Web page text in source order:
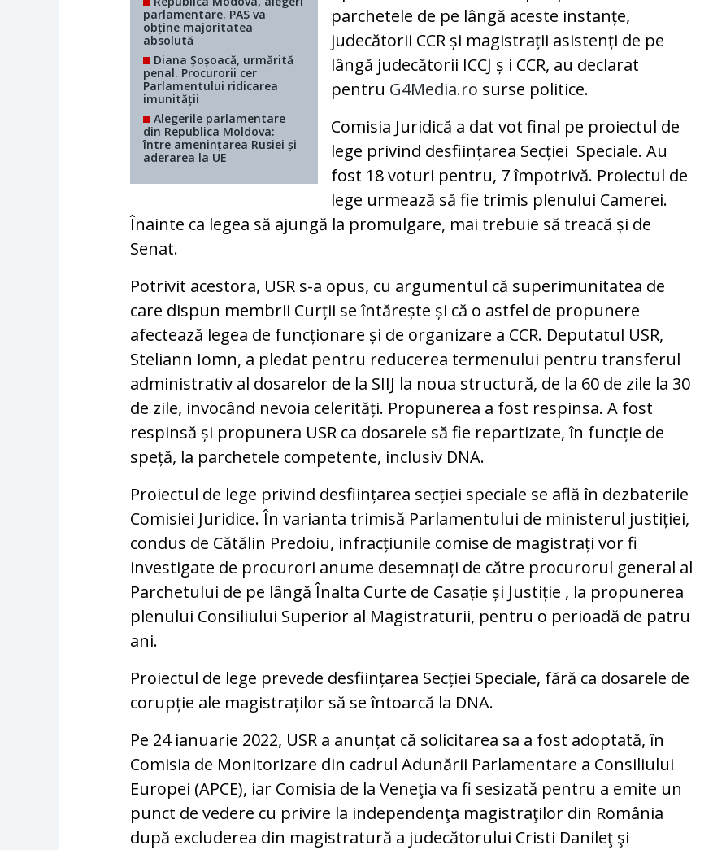
parlamentare. PAS va
obține majoritatea
absolută
Diana Șoșoacă, urmărită
penal. Procurorii cer
Parlamentului ridicarea
imunității
Alegerile parlamentare
din Republica Moldova:
între amenințarea Rusiei și
aderarea la UE
parchetele de pe lângă aceste instanțe,
judecătorii CCR și magistrații asistenți de pe
lângă judecătorii ICCJ ș i CCR, au declarat
pentru G4Media.ro surse politice.
Comisia Juridică a dat vot final pe proiectul de
lege privind desființarea Secției Speciale. Au
fost 18 voturi pentru, 7 împotrivă. Proiectul de
lege urmează să fie trimis plenului Camerei.
Înainte ca legea să ajungă la promulgare, mai trebuie să treacă și de
Senat.
Potrivit acestora, USR s-a opus, cu argumentul că superimunitatea de
care dispun membrii Curții se întărește și că o astfel de propunere
afectează legea de funcționare și de organizare a CCR. Deputatul USR,
Steliann Iomn, a pledat pentru reducerea termenului pentru transferul
administrativ al dosarelor de la SIIJ la noua structură, de la 60 de zile la 30
de zile, invocând nevoia celerități. Propunerea a fost respinsa. A fost
respinsă și propunera USR ca dosarele să fie repartizate, în funcție de
speță, la parchetele competente, inclusiv DNA.
Proiectul de lege privind desființarea secției speciale se află în dezbaterile
Comisiei Juridice. În varianta trimisă Parlamentului de ministerul justiției,
condus de Cătălin Predoiu, infracțiunile comise de magistrați vor fi
investigate de procurori anume desemnați de către procurorul general al
Parchetului de pe lângă Înalta Curte de Casație și Justiție , la propunerea
plenului Consiliului Superior al Magistraturii, pentru o perioadă de patru
ani.
Proiectul de lege prevede desființarea Secției Speciale, fără ca dosarele de
corupție ale magistraților să se întoarcă la DNA.
Pe 24 ianuarie 2022, USR a anunțat că solicitarea sa a fost adoptată, în
Comisia de Monitorizare din cadrul Adunării Parlamentare a Consiliului
Europei (APCE), iar Comisia de la Veneţia va fi sesizată pentru a emite un
punct de vedere cu privire la independenţa magistraţilor din România
după excluderea din magistratură a judecătorului Cristi Danileţ şi